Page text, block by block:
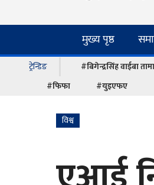
मुख्य पृष्ठ
ट्रेन्डिङ #बिगेन्द्रसिंह वाईबा
#फिफा
#युइएफए
विश्व